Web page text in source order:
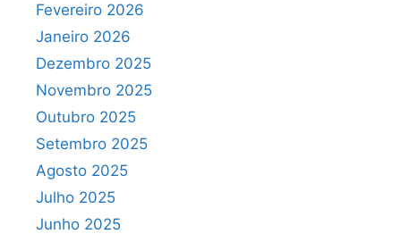
Fevereiro 2026
Janeiro 2026
Dezembro 2025
Novembro 2025
Outubro 2025
Setembro 2025
Agosto 2025
Julho 2025
Junho 2025